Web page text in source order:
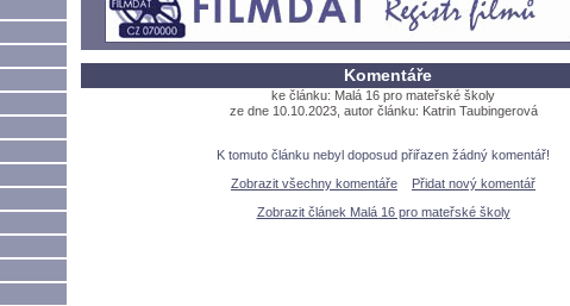
Komentáře
ke článku: Malá 16 pro mateřské školy
ze dne 10.10.2023, autor článku: Katrin Taubingerov
K tomuto článku nebyl doposud přiřazen žádný komentář!
Zobrazit všechny komentáře
Přidat nový komentář
Zobrazit článek Malá 16 pro mateřské školy